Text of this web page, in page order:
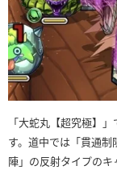
「大蛇丸【超究極】
す。道中では「貫通
陣」の反射タイプのキ